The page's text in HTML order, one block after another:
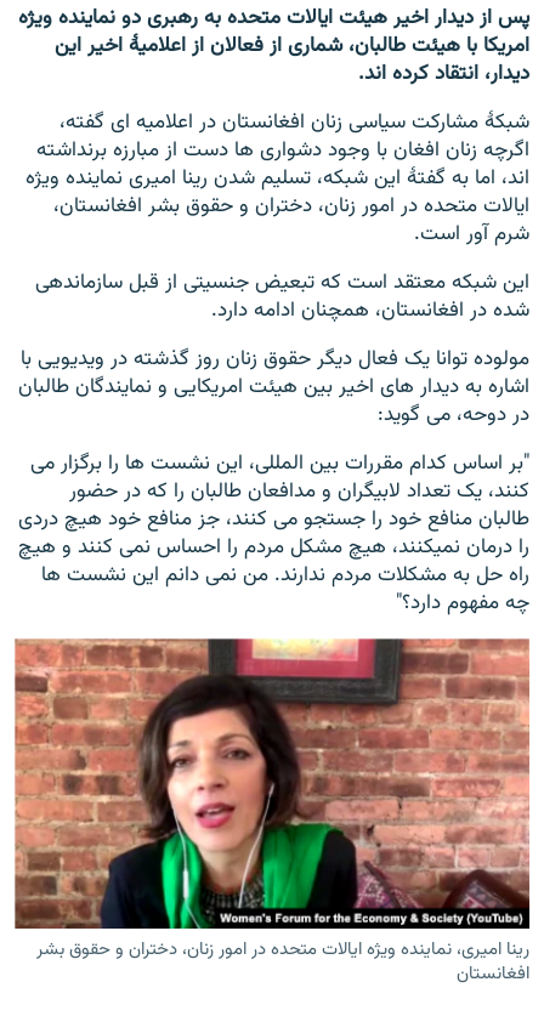
همۀ سایت‌های رادیو آزادی/ رادیو اروپای آزاد
پس از دیدار اخیر هیئت ایالات متحده به رهبری دو نماینده ویژه
امریکا با هیئت طالبان، شماری از فعالان از اعلامیۀ اخیر این
دیدار، انتقاد کرده اند.
شبکۀ مشارکت سیاسی زنان افغانستان در اعلامیه ای گفته،
اگرچه زنان افغان با وجود دشواری ها دست از مبارزه برنداشته
اند، اما به گفتۀ این شبکه، تسلیم شدن رینا امیری نماینده ویژه
ایالات متحده در امور زنان، دختران و حقوق بشر افغانستان،
شرم آور است.
این شبکه معتقد است که تبعیض جنسیتی از قبل سازماندهی
شده در افغانستان، همچنان ادامه دارد.
مولوده توانا یک فعال دیگر حقوق زنان روز گذشته در ویدیویی با
اشاره به دیدار های اخیر بین هیئت امریکایی و نمایندگان طالبان
در دوحه، می گوید:
"بر اساس کدام مقررات بین المللی، این نشست ها را برگزار می
کنند، یک تعداد لابیگران و مدافعان طالبان را که در حضور
طالبان منافع خود را جستجو می کنند، جز منافع خود هیچ دردی
را درمان نمیکنند، هیچ مشکل مردم را احساس نمی کنند و هیچ
راه حل به مشکلات مردم ندارند. من نمی دانم این نشست ها
چه مفهوم دارد؟"
رینا امیری، نماینده ویژه ایالات متحده در امور زنان، دختران و حقوق بشر
افغانستان